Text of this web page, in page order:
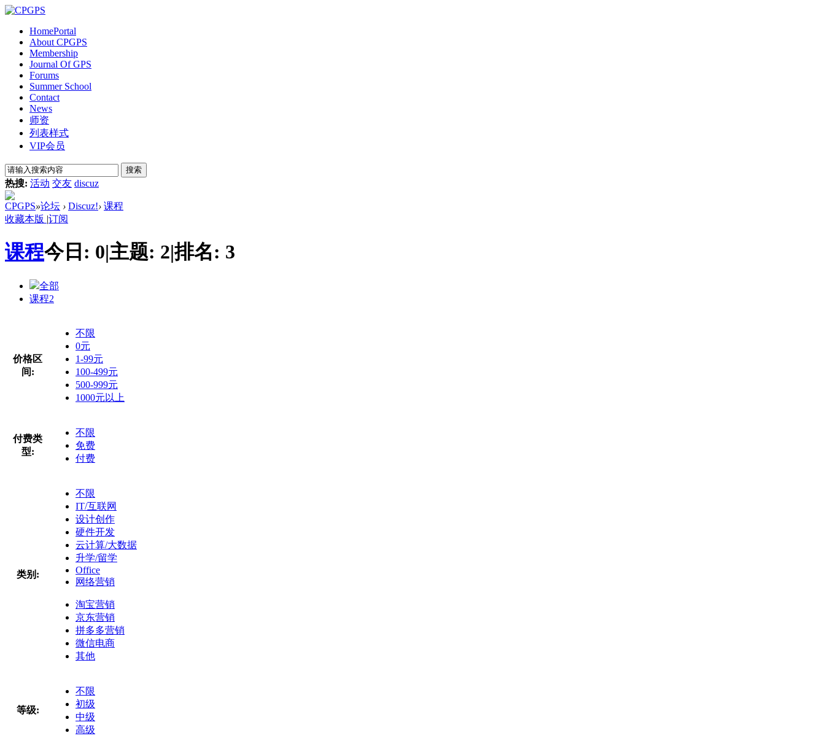
HomePortal
About CPGPS
Membership
Journal Of GPS
Forums
Summer School
Contact
News
师资
列表样式
VIP会员
搜索
热搜: 活动 交友 discuz
CPGPS»论坛 › Discuz!› 课程
收藏本版 |订阅
课程今日: 0|主题: 2|排名: 3
全部
课程2
价格区
间:
不限
0元
1-99元
100-499元
500-999元
1000元以上
付费类
型:
不限
免费
付费
类别:
不限
IT/互联网
设计创作
硬件开发
云计算/大数据
升学/留学
Office
网络营销
淘宝营销
京东营销
拼多多营销
微信电商
其他
等级:
不限
初级
中级
高级